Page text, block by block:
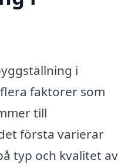
i
faktorer som
till
första varierar
typ och kvalitet av